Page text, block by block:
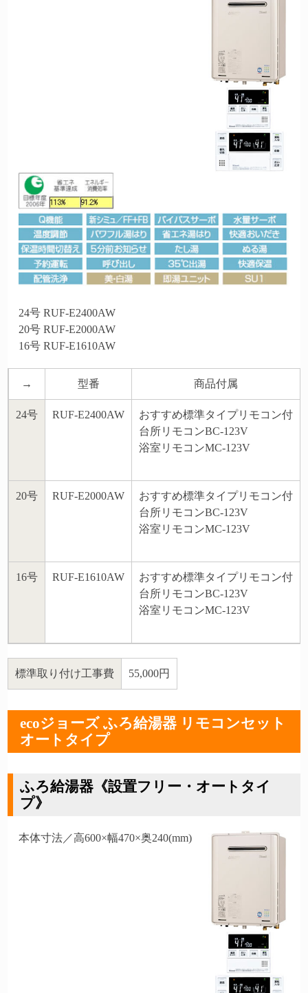
24号 RUF-E2400AW
20号 RUF-E2000AW
16号 RUF-E1610AW
→ 型番 商品付属
24号 RUF-E2400AW
おすすめ標準タイプリモコン付
台所リモコンBC-123V
浴室リモコンMC-123V
20号 RUF-E2000AW
おすすめ標準タイプリモコン付
台所リモコンBC-123V
浴室リモコンMC-123V
16号 RUF-E1610AW
おすすめ標準タイプリモコン付
台所リモコンBC-123V
浴室リモコンMC-123V
標準取り付け工事費 55,000円
ecoジョーズ ふろ給湯器 リモコンセット
オートタイプ
ふろ給湯器《設置フリー・オートタイ
プ》
本体寸法／高600×幅470×奥240(mm)